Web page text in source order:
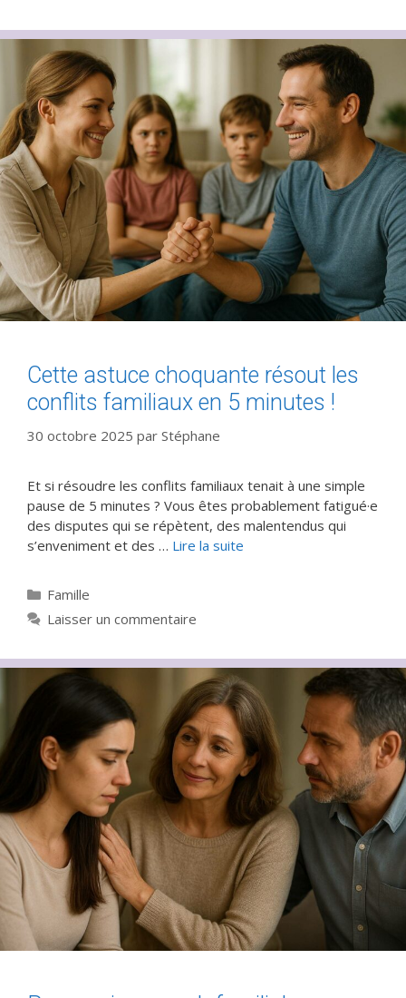
Cette astuce choquante résout les
conflits familiaux en 5 minutes !
30 octobre 2025 par Stéphane
Et si résoudre les conflits familiaux tenait à une simple
pause de 5 minutes ? Vous êtes probablement fatigué·e
des disputes qui se répètent, des malentendus qui
s’enveniment et des … Lire la suite
Catégories
Famille
Laisser un commentaire